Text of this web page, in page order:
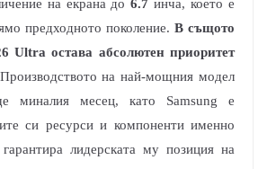
на екрана до 6.7 инча, което е
предходното поколение. В същото
Ultra остава абсолютен приоритет
Производството на най-мощния модел
миналия месец, като Samsung е
си ресурси и компоненти именно
лидерската му позиция на